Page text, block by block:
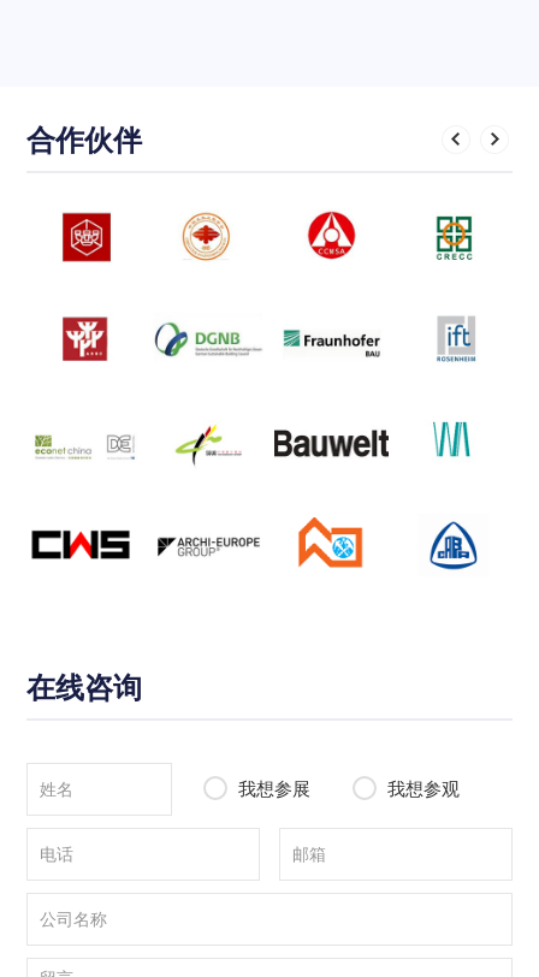
合作伙伴
在线咨询
我想参展 我想参观